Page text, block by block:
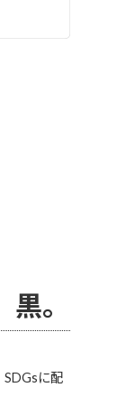
。
SDGsに配